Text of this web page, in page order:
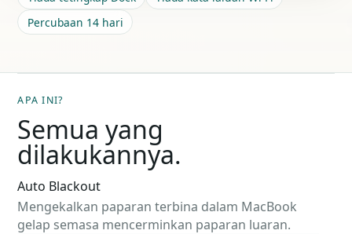
Percubaan 14 hari
APA INI?
Semua yang
dilakukannya.
Auto Blackout
Mengekalkan paparan terbina dalam MacBook
gelap semasa mencerminkan paparan luaran.